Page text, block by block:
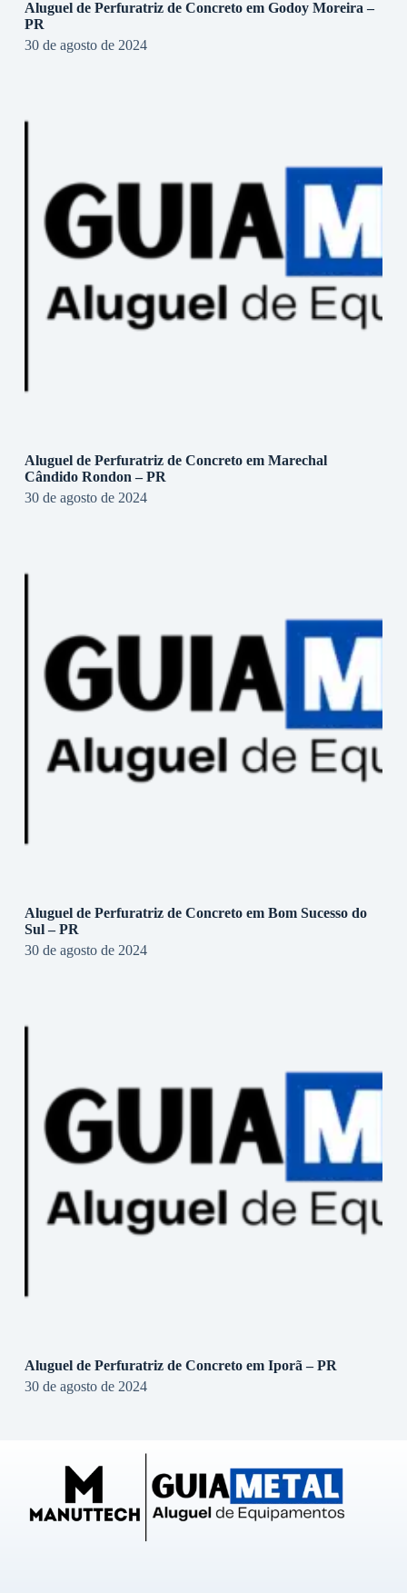
Aluguel de Perfuratriz de Concreto em Godoy Moreira –
PR
30 de agosto de 2024
Aluguel de Perfuratriz de Concreto em Marechal
Cândido Rondon – PR
30 de agosto de 2024
Aluguel de Perfuratriz de Concreto em Bom Sucesso do
Sul – PR
30 de agosto de 2024
Aluguel de Perfuratriz de Concreto em Iporã – PR
30 de agosto de 2024